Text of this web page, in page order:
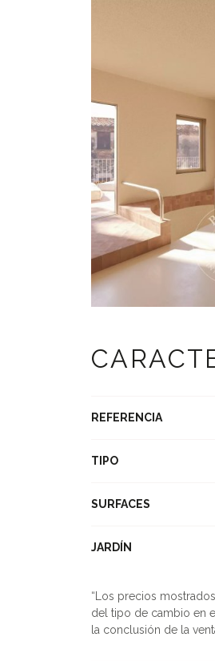
REFERENCIA
TIPO
SURFACES
JARDÍN
Los precios
del tipo de cambio en
la conclusión de la